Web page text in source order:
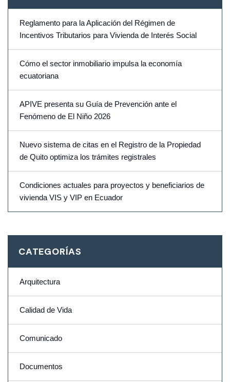
Reglamento para la Aplicación del Régimen de
Incentivos Tributarios para Vivienda de Interés Social
Cómo el sector inmobiliario impulsa la economía
ecuatoriana
APIVE presenta su Guía de Prevención ante el
Fenómeno de El Niño 2026
Nuevo sistema de citas en el Registro de la Propiedad
de Quito optimiza los trámites registrales
Condiciones actuales para proyectos y beneficiarios de
vivienda VIS y VIP en Ecuador
CATEGORÍAS
Arquitectura
Calidad de Vida
Comunicado
Documentos